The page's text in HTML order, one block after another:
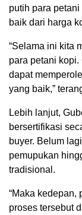
putih para
baik dari harga
“Selama ini kita
para petani
dapat
yang baik,”
Lebih lanjut,
bersertifikasi
buyer. Belum
pemupukan
tradisional.
“Maka kedepan,
proses tersebut